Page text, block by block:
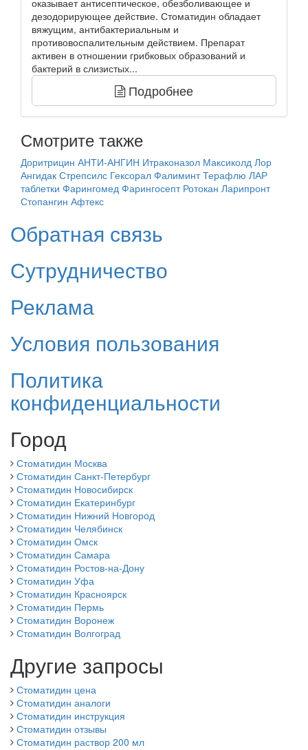
оказывает антисептическое, обезболивающее и
дезодорирующее действие. Стоматидин обладает
вяжущим, антибактериальным и
противовоспалительным действием. Препарат
активен в отношении грибковых образований и
бактерий в слизистых...
Подробнее
Смотрите также
Доритрицин АНТИ-АНГИН Итраконазол Максиколд Лор
Ангидак Стрепсилс Гексорал Фалиминт Терафлю ЛАР
таблетки Фарингомед Фарингосепт Ротокан Ларипронт
Стопангин Афтекс
Обратная связь
Сутрудничество
Реклама
Условия пользования
Политика
конфиденциальности
Город
Стоматидин Москва
Стоматидин Санкт-Петербург
Стоматидин Новосибирск
Стоматидин Екатеринбург
Стоматидин Нижний Новгород
Стоматидин Челябинск
Стоматидин Омск
Стоматидин Самара
Стоматидин Ростов-на-Дону
Стоматидин Уфа
Стоматидин Красноярск
Стоматидин Пермь
Стоматидин Воронеж
Стоматидин Волгоград
Другие запросы
Стоматидин цена
Стоматидин аналоги
Стоматидин инструкция
Стоматидин отзывы
Стоматидин раствор 200 мл